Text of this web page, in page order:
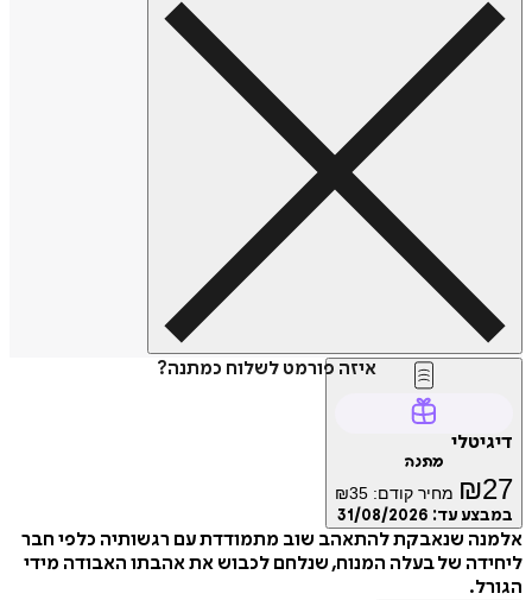
איזה פורמט לשלוח כמתנה?
דיגיטלי
מתנה
₪27 מחיר קודם: ₪35
במבצע עד: 31/08/2026
אלמנה שנאבקת להתאהב שוב מתמודדת עם רגשותיה כלפי חבר
ליחידה של בעלה המנוח, שנלחם לכבוש את אהבתו האבודה מידי
הגורל.